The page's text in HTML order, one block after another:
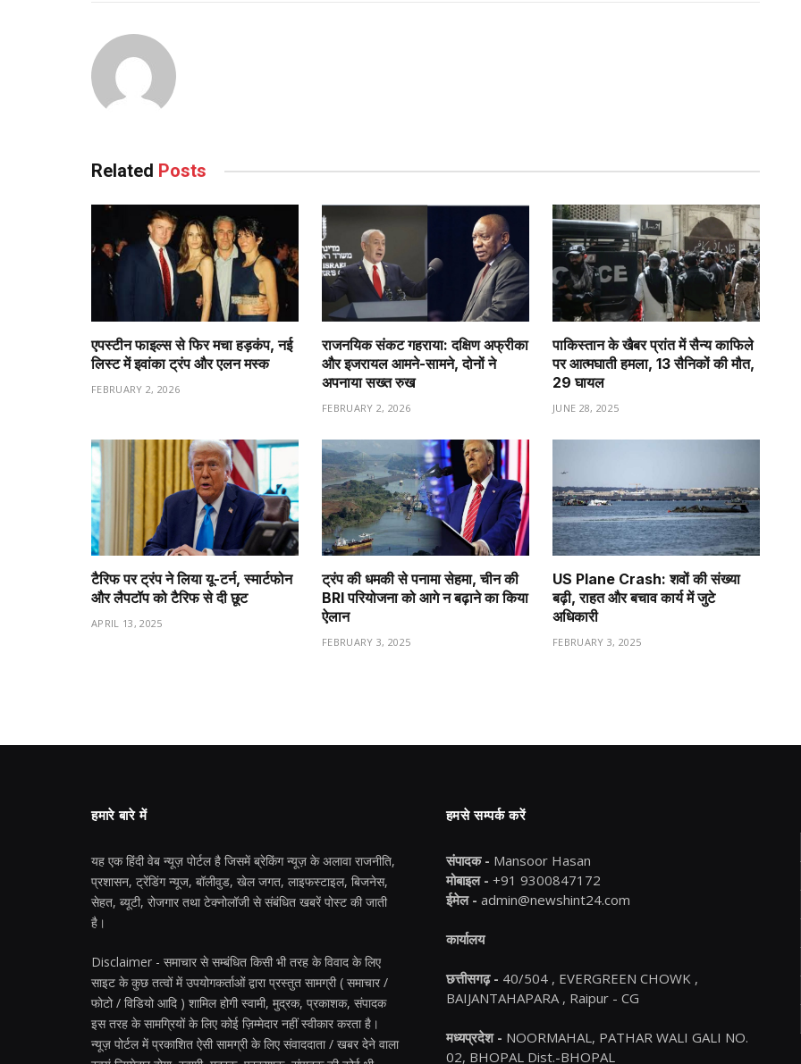
Related Posts
एपस्टीन फाइल्स से फिर मचा हड़कंप, नई
लिस्ट में इवांका ट्रंप और एलन मस्क
FEBRUARY 2, 2026
राजनयिक संकट गहराया: दक्षिण अफ्रीका
और इजरायल आमने-सामने, दोनों ने
अपनाया सख्त रुख
FEBRUARY 2, 2026
पाकिस्तान के खैबर प्रांत में सैन्य काफिले
पर आत्मघाती हमला, 13 सैनिकों की मौत,
29 घायल
JUNE 28, 2025
टैरिफ पर ट्रंप ने लिया यू-टर्न, स्मार्टफोन
और लैपटॉप को टैरिफ से दी छूट
APRIL 13, 2025
ट्रंप की धमकी से पनामा सेहमा, चीन की
BRI परियोजना को आगे न बढ़ाने का किया
ऐलान
FEBRUARY 3, 2025
US Plane Crash: शवों की संख्या
बढ़ी, राहत और बचाव कार्य में जुटे
अधिकारी
FEBRUARY 3, 2025
हमारे बारे में
यह एक हिंदी वेब न्यूज़ पोर्टल है जिसमें ब्रेकिंग न्यूज़ के अलावा राजनीति,
प्रशासन, ट्रेंडिंग न्यूज, बॉलीवुड, खेल जगत, लाइफस्टाइल, बिजनेस,
सेहत, ब्यूटी, रोजगार तथा टेक्नोलॉजी से संबंधित खबरें पोस्ट की जाती
है।
Disclaimer - समाचार से सम्बंधित किसी भी तरह के विवाद के लिए
साइट के कुछ तत्वों में उपयोगकर्ताओं द्वारा प्रस्तुत सामग्री ( समाचार /
फोटो / विडियो आदि ) शामिल होगी स्वामी, मुद्रक, प्रकाशक, संपादक
इस तरह के सामग्रियों के लिए कोई ज़िम्मेदार नहीं स्वीकार करता है।
न्यूज़ पोर्टल में प्रकाशित ऐसी सामग्री के लिए संवाददाता / खबर देने वाला
हमसे सम्पर्क करें
संपादक - Mansoor Hasan
मोबाइल - +91 9300847172
ईमेल - admin@newshint24.com
कार्यालय
छत्तीसगढ़ - 40/504 , EVERGREEN CHOWK ,
BAIJANTAHAPARA , Raipur - CG
मध्यप्रदेश - NOORMAHAL, PATHAR WALI GALI NO.
02, BHOPAL Dist.-BHOPAL